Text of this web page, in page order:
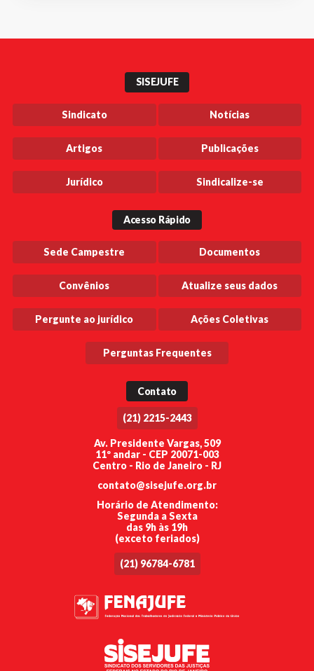
SISEJUFE
Sindicato Notícias
Artigos Publicações
Jurídico Sindicalize-se
Acesso Rápido
Sede Campestre Documentos
Convênios Atualize seus dados
Pergunte ao jurídico Ações Coletivas
Perguntas Frequentes
Contato
(21) 2215-2443
Av. Presidente Vargas, 509
11º andar - CEP 20071-003
Centro - Rio de Janeiro - RJ
contato@sisejufe.org.br
Horário de Atendimento:
Segunda a Sexta
das 9h às 19h
(exceto feriados)
(21) 96784-6781